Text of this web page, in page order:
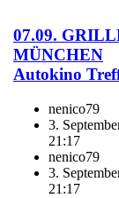
07.09.
MÜNCHEN
Autokino
nenico79
3.
21:17
nenico79
3.
21:17